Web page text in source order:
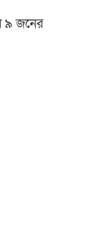
৯ জনের